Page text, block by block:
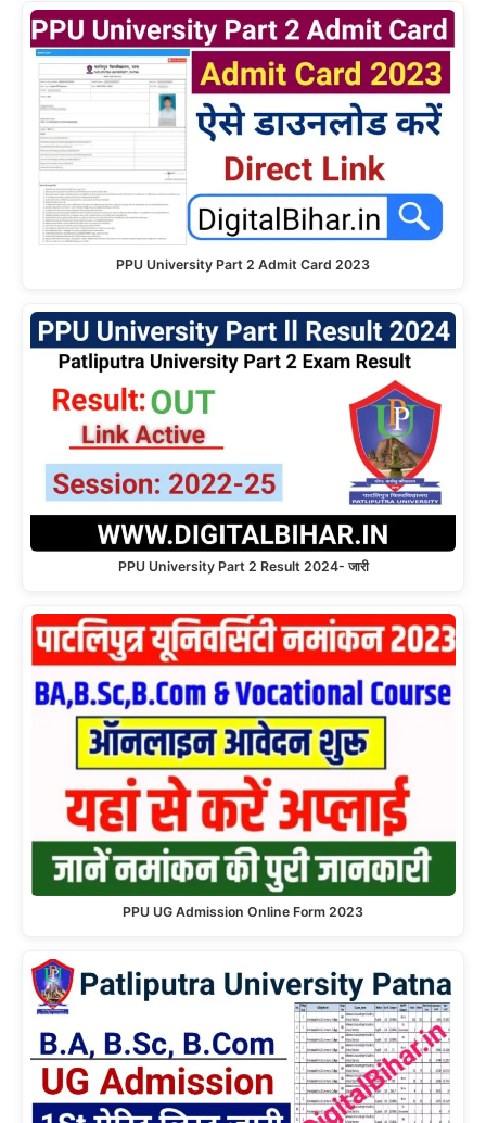
PPU University Part 2 Admit Card 2023
PPU University Part 2 Result 2024- जारी
PPU UG Admission Online Form 2023